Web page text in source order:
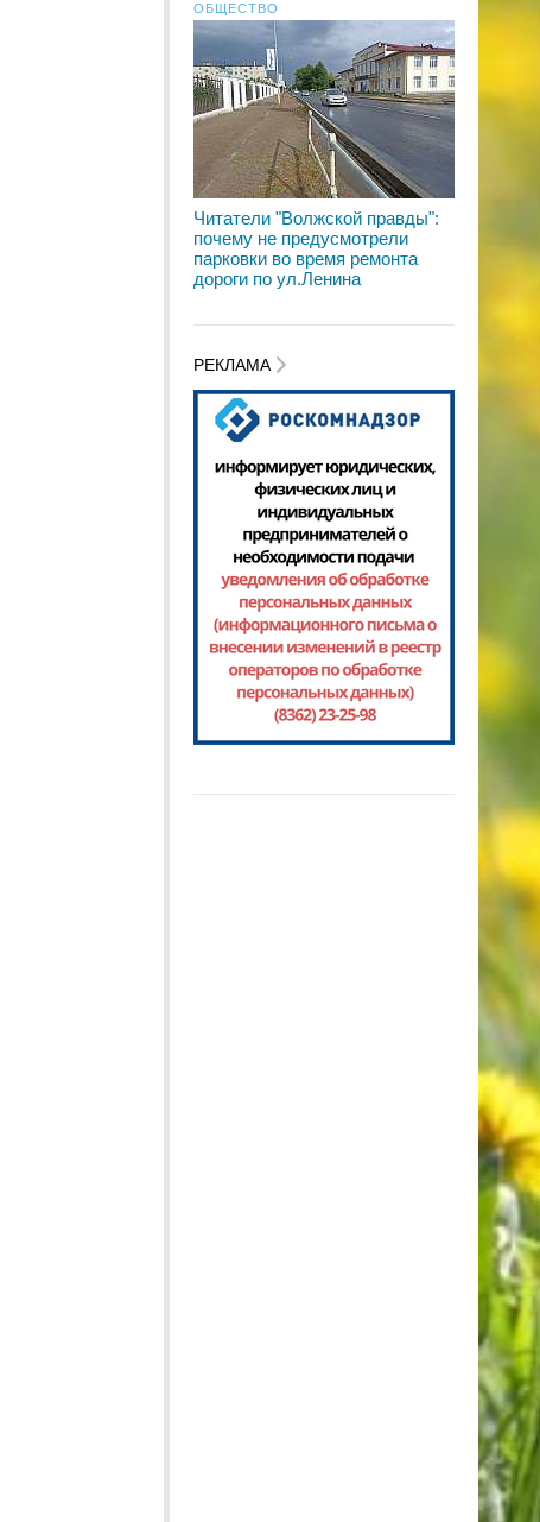
ОБЩЕСТВО
Читатели "Волжской правды":
почему не предусмотрели
парковки во время ремонта
дороги по ул.Ленина
РЕКЛАМА